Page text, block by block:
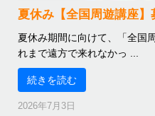
夏休み【全国周遊講座】
夏休み期間に向けて、「全国
れまで遠方で来れなかっ ...
続きを読む
2026年7月3日